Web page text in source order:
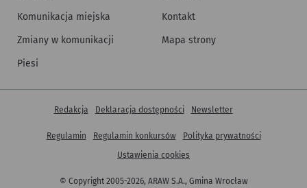
Komunikacja miejska
Zmiany w komunikacji
Piesi
Kontakt
Mapa strony
© Copyright 2005-2026, ARAW S.A., Gmina Wrocław
Inne informacje
Redakcja Deklaracja dostępności Newsletter
Regulamin Regulamin konkursów
Polityka prywatności
Ustawienia cookies